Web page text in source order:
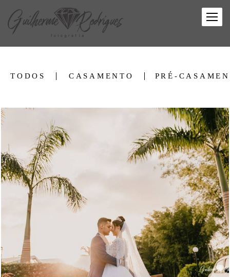
TODOS CASAMENTO PRÉ-
2782